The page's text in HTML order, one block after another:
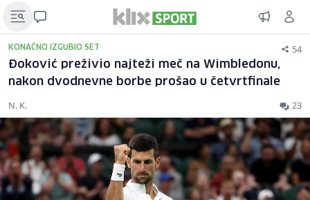
KONAČNO IZGUBIO SET 54
Đoković preživio najteži meč na Wimbledonu,
nakon dvodnevne borbe prošao u četvrtfinale
N. K. 23